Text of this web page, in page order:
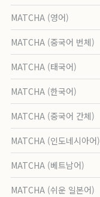
MATCHA (영어)
MATCHA (중국어 번체)
MATCHA (태국어)
MATCHA (한국어)
MATCHA (중국어 간체)
MATCHA (인도네시아어)
MATCHA (베트남어)
MATCHA (쉬운 일본어)